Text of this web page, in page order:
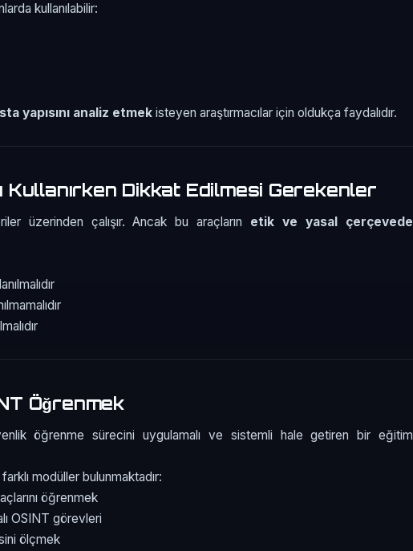
kullanılabilir:
yapısını analiz etmek isteyen araştırmacılar için oldukça faydalıdır.
Kullanırken Dikkat Edilmesi Gerekenler
üzerinden çalışır. Ancak bu araçların etik ve yasal çerçevede
Öğrenmek
öğrenme sürecini uygulamalı ve sistemli hale getiren bir eğitim
modüller bulunmaktadır:
öğrenmek
OSINT görevleri
ölçmek